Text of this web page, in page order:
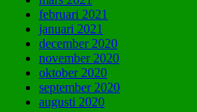
februari 2021
januari 2021
december 2020
november 2020
oktober 2020
september 2020
augusti 2020